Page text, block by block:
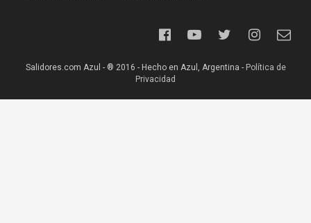
Salidores.com Azul - ® 2016 - Hecho en Azul, Argentina - Política de
Privacidad